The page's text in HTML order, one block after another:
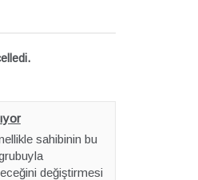
sahibinin bu
değiştirmesi